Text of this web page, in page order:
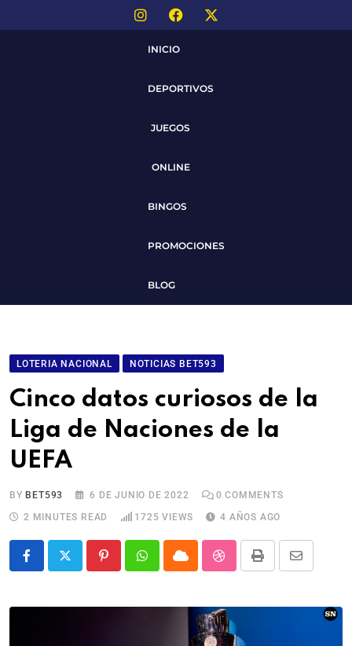
INICIO
DEPORTIVOS
JUEGOS
ONLINE
BINGOS
PROMOCIONES
BLOG
LOTERIA NACIONAL NOTICIAS BET593
Cinco datos curiosos de la
Liga de Naciones de la
UEFA
BY BET593 6 DE JUNIO DE 2022 0 COMMENTS
2 MINUTES READ
1725 VIEWS 4 AÑOS AGO